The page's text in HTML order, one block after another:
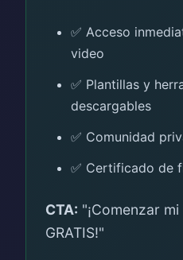
✅ Acceso
video
✅ Plantillas y
descargables
✅ Comunidad
✅ Certificado de
CTA: "¡Comenzar
GRATIS!"